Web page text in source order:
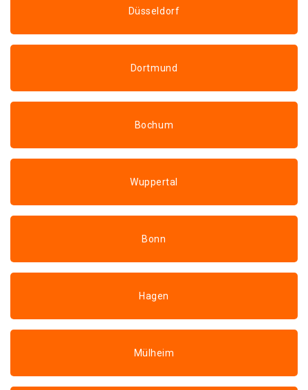
Düsseldorf
Dortmund
Bochum
Wuppertal
Bonn
Hagen
Mülheim